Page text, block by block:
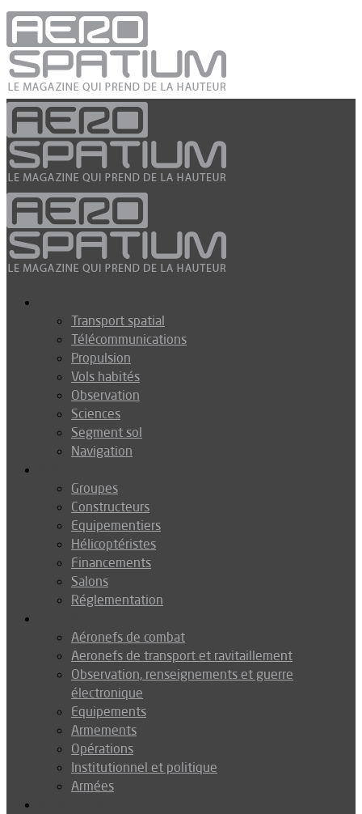
Transport spatial
Télécommunications
Propulsion
Vols habités
Observation
Sciences
Segment sol
Navigation
Groupes
Constructeurs
Equipementiers
Hélicoptéristes
Financements
Salons
Réglementation
Aéronefs de combat
Aeronefs de transport et ravitaillement
Observation, renseignements et guerre
électronique
Equipements
Armements
Opérations
Institutionnel et politique
Armées